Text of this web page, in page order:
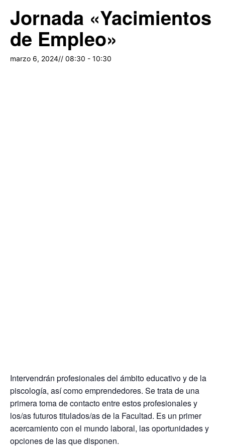
Jornada «Yacimientos
de Empleo»
marzo 6, 2024// 08:30 - 10:30
Intervendrán profesionales del ámbito educativo y de la
piscología, así como emprendedores. Se trata de una
primera toma de contacto entre estos profesionales y
los/as futuros titulados/as de la Facultad. Es un primer
acercamiento con el mundo laboral, las oportunidades y
opciones de las que disponen.